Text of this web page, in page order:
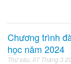
Chương trình
học năm 2024
Thứ sáu, 07 Tháng 3